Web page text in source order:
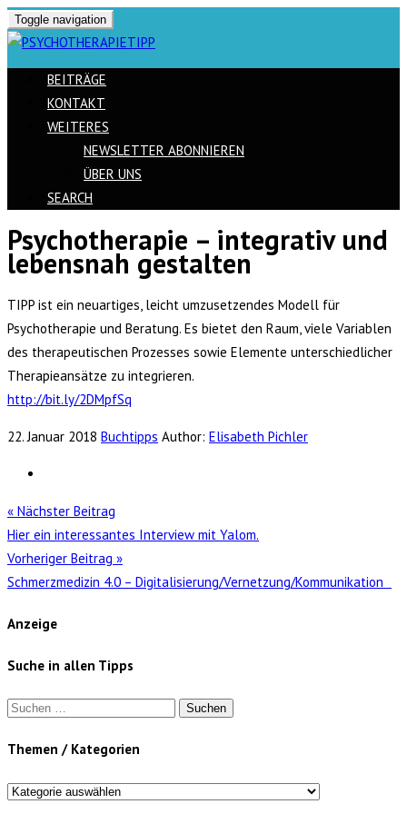
Toggle navigation
BEITRÄGE
KONTAKT
WEITERES
NEWSLETTER ABONNIEREN
ÜBER UNS
SEARCH
Skip
to
Psychotherapie – integrativ und
lebensnah gestalten
TIPP ist ein neuartiges, leicht umzusetzendes Modell für
Psychotherapie und Beratung. Es bietet den Raum, viele Variablen
des therapeutischen Prozesses sowie Elemente unterschiedlicher
Therapieansätze zu integrieren.
http://bit.ly/2DMpfSq
22. Januar 2018 Buchtipps Author: Elisabeth Pichler
« Nächster Beitrag
Hier ein interessantes Interview mit Yalom.
Vorheriger Beitrag »
Schmerzmedizin 4.0 – Digitalisierung/Vernetzung/Kommunikation
Anzeige
Suche in allen Tipps
Suchen
Themen / Kategorien
Themen